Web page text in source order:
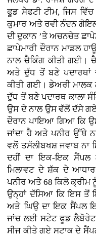
ਫੂਡ ਸੇਫਟੀ ਟੀਮ, ਜਿਸ
ਕੁਮਾਰ ਅਤੇ ਰਵੀ ਨੰਦਨ
ਦੀ ਦੁਕਾਨ ’ਤੇ ਅਚਨਚੇਤ
ਛਾਪੇਮਾਰੀ ਦੌਰਾਨ ਮਾਡਲ
ਨਾਲ ਚੈਕਿੰਗ ਕੀਤੀ ਗਈ।
ਅਤੇ ਦੁੱਧ ਤੋਂ ਬਣੇ ਪਦਾਰਥਾਂ
ਕੀਤੀ ਗਈ। ਡੇਅਰੀ
ਦੁੱਧ ਤੋਂ ਬਣੇ ਪਦਾਰਥ ਕਾਲਾ
ਉਸ ਦੇ ਨਾਲ ਉਸ ਵੱਲੋਂ ਦੱਸੇ ਗਏ
ਦੌਰਾਨ ਪਾਇਆ ਗਿਆ ਕਿ
ਜਾਂਦਾ ਹੈ ਅਤੇ ਪਨੀਰ ਉੱਥੇ
ਵਲੋਂ ਤਸੱਲੀਬਖਸ਼ ਜਵਾਬ ਨਾ
ਦਹੀਂ ਦਾ ਇਕ-ਇਕ ਸੈਂਪਲ
ਮਿਲਾਵਟ ਦੇ ਸ਼ੱਕ ਦੇ ਆਧਾਰ
ਪਨੀਰ ਅਤੇ 68 ਕਿਲੋ ਕ੍ਰੀਮ
ਉਨ੍ਹਾਂ ਦੱਸਿਆ ਕਿ ਇਸ ਤੋਂ
ਅਤੇ ਘਿਉ ਦਾ ਇਕ ਸੈਂਪਲ
ਜਾਂਚ ਲਈ ਸਟੇਟ ਫੂਡ
ਸੀਜ ਕੀਤੇ ਗਏ ਸਟਾਕ ਦੇ